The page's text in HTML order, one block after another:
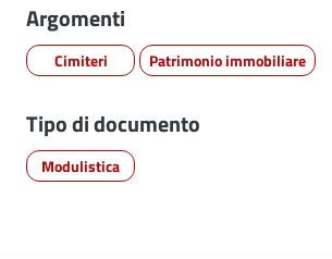
Argomenti
Cimiteri Patrimonio immobiliare
Tipo di documento
Modulistica